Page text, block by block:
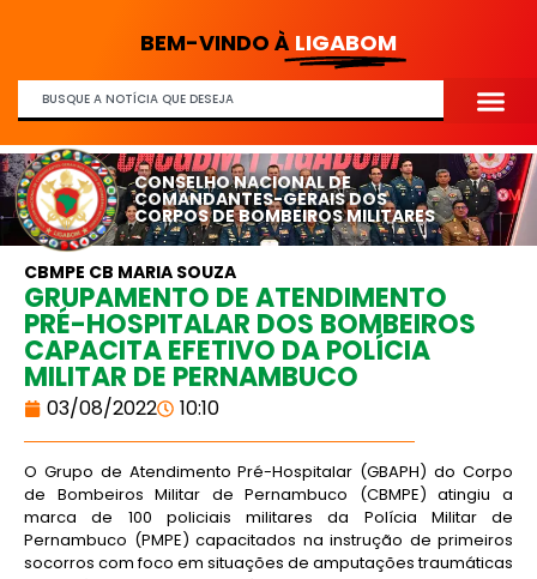
BEM-VINDO À LIGABOM
CONSELHO NACIONAL DE
COMANDANTES-GERAIS DOS
CORPOS DE BOMBEIROS MILITARES
CBMPE CB MARIA SOUZA
GRUPAMENTO DE ATENDIMENTO
PRÉ-HOSPITALAR DOS BOMBEIROS
CAPACITA EFETIVO DA POLÍCIA
MILITAR DE PERNAMBUCO
03/08/2022 10:10
O Grupo de Atendimento Pré-Hospitalar (GBAPH) do Corpo
de Bombeiros Militar de Pernambuco (CBMPE) atingiu a
marca de 100 policiais militares da Polícia Militar de
Pernambuco (PMPE) capacitados na instrução de primeiros
socorros com foco em situações de amputações traumáticas